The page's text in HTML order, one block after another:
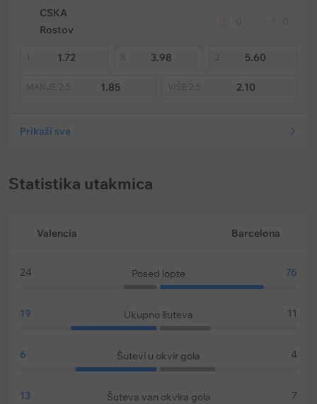
CSKA
Rostov
1 1.72 3.98 2 5.60
MANJE 2.5 1.85 VIŠE 2.5 2.10
Prikaži sve
Statistika utakmica
Valencia Barcelona
24 Posed lopte 76
19 Ukupno šuteva 11
6 Šutevi u okvir gola 4
13 Šuteva van okvira gola 7